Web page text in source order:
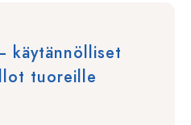
käytännölliset
tuoreille